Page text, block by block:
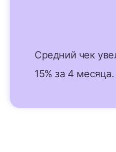
Средний чек
15% за 4 месяца.